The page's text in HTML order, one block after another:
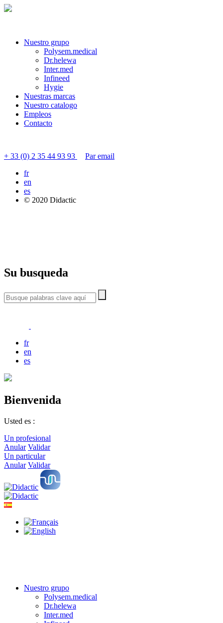
Nuestro grupo
Polysem.medical
Dr.helewa
Inter.med
Infineed
Hygie
Nuestras marcas
Nuestro catalogo
Empleos
Contacto
+ 33 (0) 2 35 44 93 93
Par email
fr
en
es
© 2020 Didactic
Su busqueda
fr
en
es
Bienvenida
Usted es :
Un profesional
Anular Validar
Un particular
Anular Validar
Nuestro grupo
Polysem.medical
Dr.helewa
Inter.med